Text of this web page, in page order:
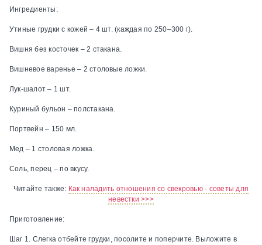
Ингредиенты:
Утиные грудки с кожей – 4 шт. (каждая по 250–300 г).
Вишня без косточек – 2 стакана.
Вишневое варенье – 2 столовые ложки.
Лук-шалот – 1 шт.
Куриный бульон – полстакана.
Портвейн – 150 мл.
Мед – 1 столовая ложка.
Соль, перец – по вкусу.
Читайте также: Как наладить отношения со свекровью - советы для
невестки >>>
Приготовление:
Шаг 1. Слегка отбейте грудки, посолите и поперчите. Выложите в